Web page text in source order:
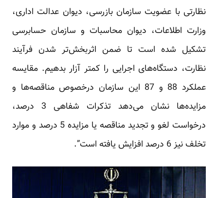
نظارتی با عضویت سازمان بازرسی، دیوان عدالت اداری،
وزارت اطلاعات، دیوان محاسبات و سازمان حسابرسی
تشکیل شده است تا ضمن اثربخش‌تر شدن فرآیند
نظارت، دستگاه‌های اجرایی را کمتر آزار بدهیم. مقایسه
عملکرد 88 و 87 این سازمان درخصوص مناقصه‌ها و
مزایده‌ها نشان می‌دهد تذکرات شفاهی 3 درصد،
درخواست لغو و تجدید مناقصه یا مزایده 5 درصد و موارد
تخلف نیز 6 درصد افزایش یافته است”.